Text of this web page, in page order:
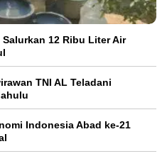
12 Ribu Liter Air
TNI AL Teladani
Indonesia Abad ke-21